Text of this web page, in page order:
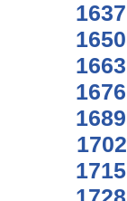
1637
1650
1663
1676
1689
1702
1715